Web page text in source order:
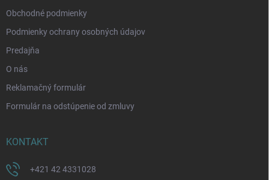
Obchodné podmienky
Podmienky ochrany osobných údajov
Predajňa
O nás
Reklamačný formulár
Formulár na odstúpenie od zmluvy
KONTAKT
+421 42 4331028